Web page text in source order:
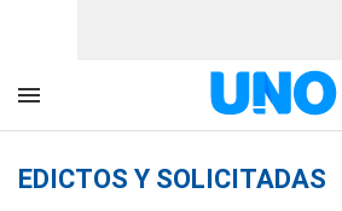
EDICTOS Y SOLICITADAS